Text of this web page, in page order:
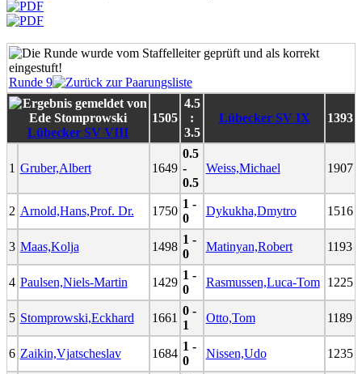
Runde 9
Lübecker SV VIII
1505
4.5
:
3.5
Lübecker SV IX 1393
1 Gruber,Albert 1649
0.5
-
0.5
Weiss,Michael 1907
2 Arnold,Hans,Prof. Dr. 1750
1 -
0
Dykukha,Dmytro 1516
3 Maas,Kolja 1498
1 -
0
Matinyan,Robert 1193
4 Paulsen,Niels-Martin 1429
1 -
0
Rasmussen,Luca-Tom 1225
5 Stomprowski,Eckhard 1661
0 -
1
Otto,Tom 1189
6 Zaikin,Vjatscheslav 1684
1 -
0
Nissen,Udo 1235